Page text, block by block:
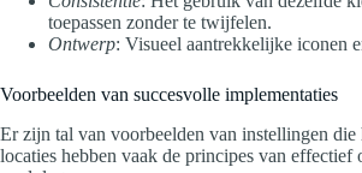
toepassen zonder te twijfelen.
Ontwerp: Visueel aantrekkelijke iconen
Voorbeelden van succesvolle implementaties
Er zijn tal van voorbeelden van instellingen
locaties hebben vaak de principes van